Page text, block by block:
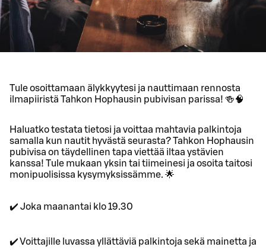
Tule osoittamaan älykkyytesi ja nauttimaan rennosta
ilmapiiristä Tahkon Hophausin pubivisan parissa! 🍻🧠
Haluatko testata tietosi ja voittaa mahtavia palkintoja
samalla kun nautit hyvästä seurasta? Tahkon Hophausin
pubivisa on täydellinen tapa viettää iltaa ystävien
kanssa! Tule mukaan yksin tai tiimeinesi ja osoita taitosi
monipuolisissa kysymyksissämme. 🌟
✔️ Joka maanantai klo 19.30
✔️ Voittajille luvassa yllättäviä palkintoja sekä mainetta ja